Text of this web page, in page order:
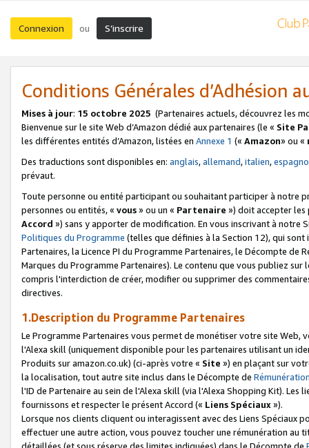
Connexion ou S’inscrire
Conditions Générales d’Adhésion
Mises à jour: 15 octobre 2025 (Partenaires actuels, découvrez les
Bienvenue sur le site Web d’Amazon dédié aux partenaires (le « Site
les différentes entités d’Amazon, listées en Annexe 1 (« Amazon» ou «
Des traductions sont disponibles en: anglais,allemand,italien,
prévaut.
Toute personne ou entité participant ou souhaitant participer à notre
personnes ou entités, « vous» ou un « Partenaire ») doit accepter les
Accord ») sans y apporter de modification. En vous inscrivant à notre
Politiques du Programme (telles que définies à la Section 12), qui
Partenaires, la Licence PI du Programme Partenaires, le Décompte de
Marques du Programme Partenaires). Le contenu que vous publiez
compris l'interdiction de créer, modifier ou supprimer des
directives.
1.Description du Programme Partenaires
Le Programme Partenaires vous permet de monétiser votre site Web,
l'Alexa skill (uniquement disponible pour les partenaires utilisant un
Produits sur amazon.co.uk) (ci-après votre « Site ») en plaçant sur
la localisation, tout autre site inclus dans le Décompte de
l'ID de Partenaire au sein de l'Alexa skill (via l'Alexa Shopping Kit).
fournissons et respecter le présent Accord (« Liens Spéciaux»).
Lorsque nos clients cliquent ou interagissent avec des Liens Spéciaux
effectuer une autre action, vous pouvez toucher une rémunération
détaillées (et sous réserve des limites indiquées) dans le Décompte de